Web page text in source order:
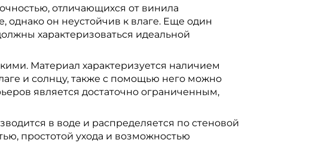
отличающихся от винила
однако он неустойчив к влаге. Еще один
характеризоваться идеальной
Материал характеризуется наличием
и солнцу, также с помощью него можно
является достаточно ограниченным,
в воде и распределяется по стеновой
простотой ухода и возможностью